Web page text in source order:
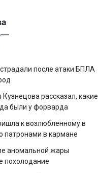
после атаки БПЛА
Кузнецова рассказал, какие
были у форварда
к возлюбленному в
патронами в кармане
аномальной жары
похолодание